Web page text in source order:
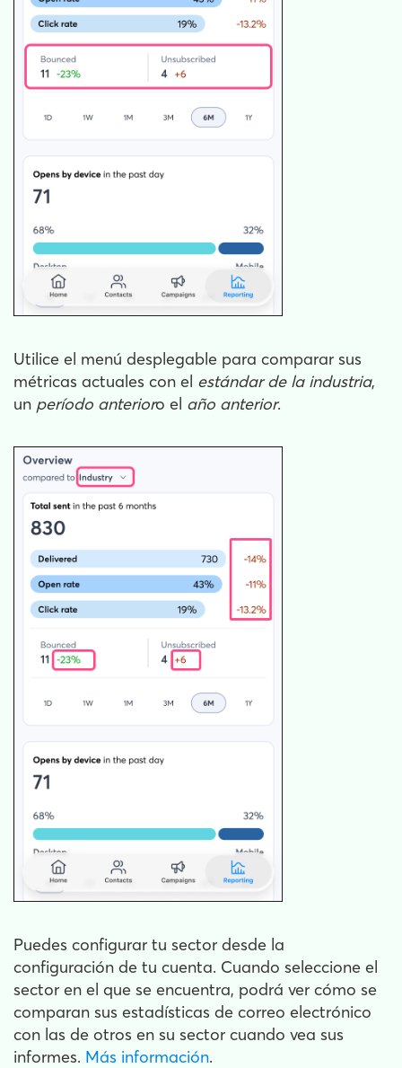
Utilice el menú desplegable para comparar sus
métricas actuales con el estándar de la industria,
un período anterioro el año anterior.
Puedes configurar tu sector desde la
configuración de tu cuenta. Cuando seleccione el
sector en el que se encuentra, podrá ver cómo se
comparan sus estadísticas de correo electrónico
con las de otros en su sector cuando vea sus
informes. Más información.